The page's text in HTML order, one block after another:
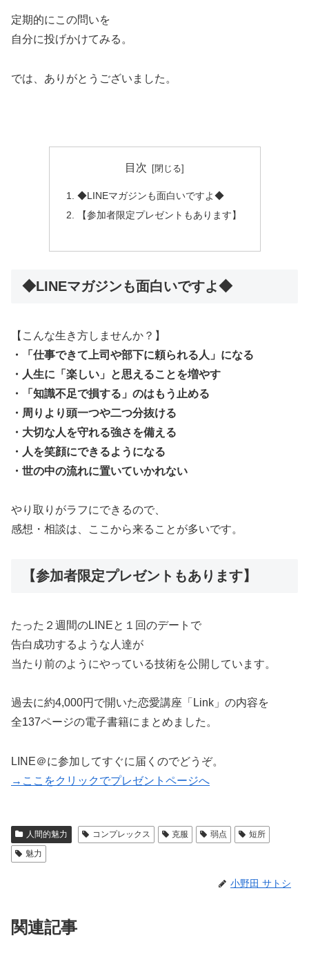
定期的にこの問いを
自分に投げかけてみる。
では、ありがとうございました。
目次
◆LINEマガジンも面白いですよ◆
【参加者限定プレゼントもあります】
◆LINEマガジンも面白いですよ◆
【こんな生き方しませんか？】
・「仕事できて上司や部下に頼られる人」になる
・人生に「楽しい」と思えることを増やす
・「知識不足で損する」のはもう止める
・周りより頭一つや二つ分抜ける
・大切な人を守れる強さを備える
・人を笑顔にできるようになる
・世の中の流れに置いていかれない
やり取りがラフにできるので、
感想・相談は、ここから来ることが多いです。
【参加者限定プレゼントもあります】
たった２週間のLINEと１回のデートで
告白成功するような人達が
当たり前のようにやっている技術を公開しています。
過去に約4,000円で開いた恋愛講座「Link」の内容を
全137ページの電子書籍にまとめました。
LINE＠に参加してすぐに届くのでどうぞ。
→ここをクリックでプレゼントページへ
人間的魅力 コンプレックス 克服 弱点
短所
魅力
小野田 サトシ
関連記事